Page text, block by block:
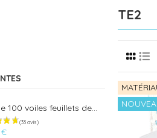
TE2
100 voiles feuillets de...
€